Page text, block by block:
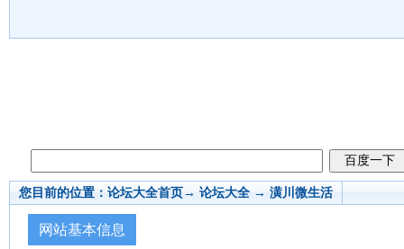
您目前的位置： 论坛大全首页→ 论坛大全 → 潢川微生活
网站基本信息